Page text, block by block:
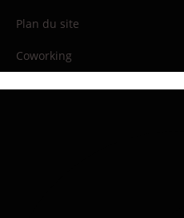
Plan du site
Coworking